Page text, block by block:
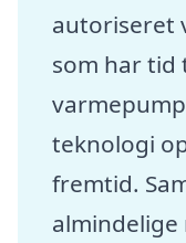
autoriseret
som har
teknologi
fremtid.